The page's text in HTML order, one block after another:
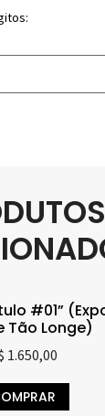
#01”
Tão Longe)
1.650,00